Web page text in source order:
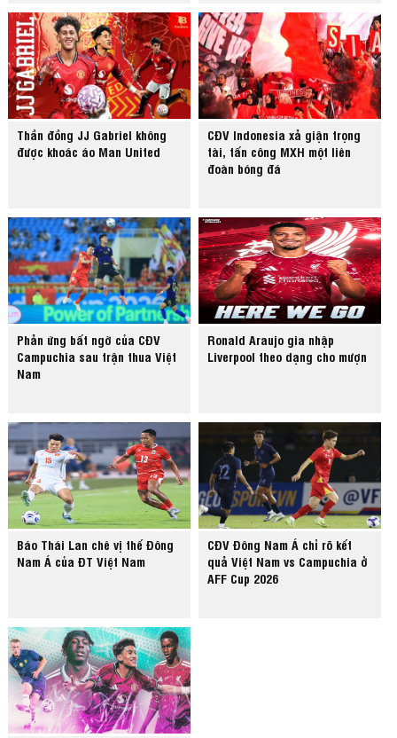
Thần đồng JJ Gabriel không
được khoác áo Man United
CĐV Indonesia xả giận trọng
tài, tấn công MXH một liên
đoàn bóng đá
Phản ứng bất ngờ của CĐV
Campuchia sau trận thua Việt
Nam
Ronald Araujo gia nhập
Liverpool theo dạng cho mượn
Báo Thái Lan chê vị thế Đông
Nam Á của ĐT Việt Nam
CĐV Đông Nam Á chỉ rõ kết
quả Việt Nam vs Campuchia ở
AFF Cup 2026